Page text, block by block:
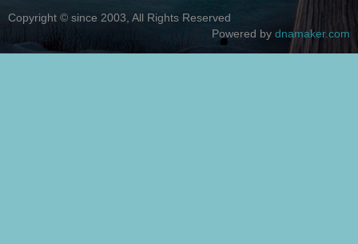
Copyright © since 2003, All Rights Reserved
Powered by dnamaker.com